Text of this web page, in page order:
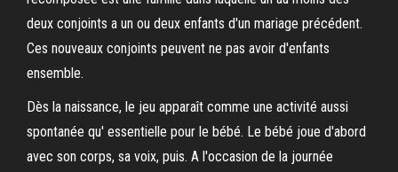
deux conjoints a un ou deux enfants d'un mariage précédent.
Ces nouveaux conjoints peuvent ne pas avoir d'enfants
ensemble.
Dès la naissance, le jeu apparaît comme une activité aussi
spontanée qu' essentielle pour le bébé. Le bébé joue d'abord
avec son corps, sa voix, puis. A l'occasion de la journée